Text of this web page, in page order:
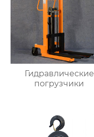
Гидравлические
погрузчики